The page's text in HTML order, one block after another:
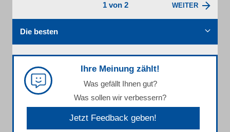
1 von 2 WEITER
Die besten
Ihre Meinung zählt!
Was gefällt Ihnen gut?
Was sollen wir verbessern?
Jetzt Feedback geben!